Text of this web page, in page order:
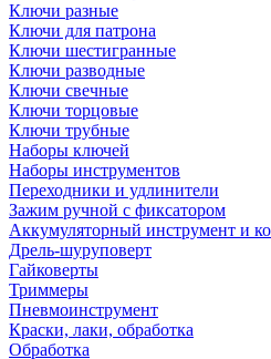
Ключи разные
Ключи для патрона
Ключи шестигранные
Ключи разводные
Ключи свечные
Ключи торцовые
Ключи трубные
Наборы ключей
Наборы инструментов
Переходники и удлинители
Зажим ручной с фиксатором
Аккумуляторный инструмент и
Дрель-шуруповерт
Гайковерты
Триммеры
Пневмоинструмент
Краски, лаки, обработка
Обработка